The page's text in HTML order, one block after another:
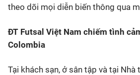
theo dõi mọi diễn biến thông qua
ĐT Futsal Việt Nam chiếm tình
Colombia
Tại khách sạn, ở sân tập và tại Nhà